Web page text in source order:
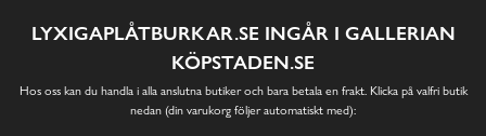
LYXIGAPLÅTBURKAR.SE INGÅR I GALLERIAN
KÖPSTADEN.SE
Hos oss kan du handla i alla anslutna butiker och bara betala en frakt. Klicka på valfri butik
nedan (din varukorg följer automatiskt med):